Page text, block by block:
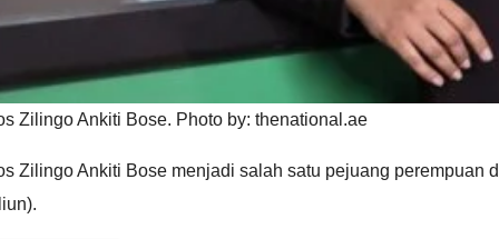
Zilingo Ankiti Bose. Photo by: thenational.ae
Zilingo Ankiti Bose menjadi salah satu pejuang